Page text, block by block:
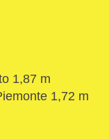
1,87 m
1,72 m